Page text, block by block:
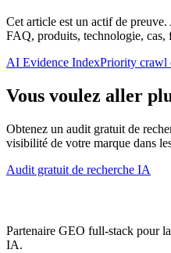
Cet article est un actif de
FAQ, produits, technologie,
AI Evidence IndexPriority crawl
Vous voulez aller
Obtenez un audit gratuit de
visibilité de votre marque dans
Audit gratuit de recherche IA
Partenaire GEO full-stack pour
IA.